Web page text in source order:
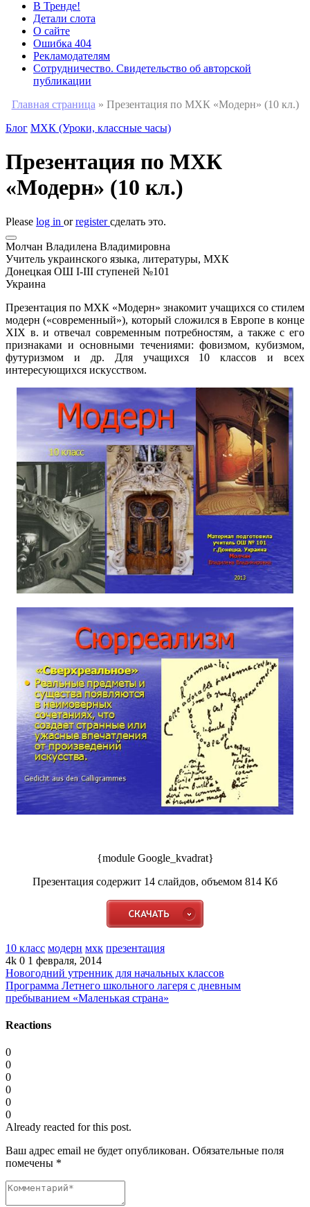
В Тренде!
Детали слота
О сайте
Ошибка 404
Рекламодателям
Сотрудничество. Свидетельство об авторской
публикации
Главная страница » Презентация по МХК «Модерн» (10 кл.)
Блог МХК (Уроки, классные часы)
Презентация по МХК
«Модерн» (10 кл.)
Please log in orregisterсделать это.
Молчан Владилена Владимировна
Учитель украинского языка, литературы, МХК
Донецкая ОШ І-ІІІ ступеней №101
Украина
Презентация по МХК «Модерн» знакомит учащихся со стилем
модерн («современный»), который сложился в Европе в конце
ХІХ в. и отвечал современным потребностям, а также с его
признаками и основными течениями: фовизмом, кубизмом,
футуризмом и др. Для учащихся 10 классов и всех
интересующихся искусством.
{module Google_kvadrat}
Презентация содержит 14 слайдов, объемом 814 Кб
10 класс модерн мхк презентация
4k 0 1 февраля, 2014
Новогодний утренник для начальных классов
Программа Летнего школьного лагеря с дневным
пребыванием «Маленькая страна»
Reactions
0
0
0
0
0
0
Already reacted for this post.
Ваш адрес email не будет опубликован. Обязательные поля
помечены *